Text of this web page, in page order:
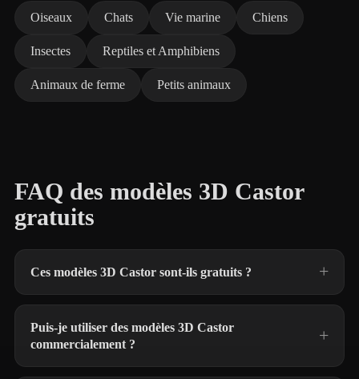
Oiseaux Chats Vie marine Chiens
Insectes Reptiles et Amphibiens
Animaux de ferme Petits animaux
FAQ des modèles 3D Castor
gratuits
Ces modèles 3D Castor sont-ils gratuits ?
Puis-je utiliser des modèles 3D Castor
commercialement ?